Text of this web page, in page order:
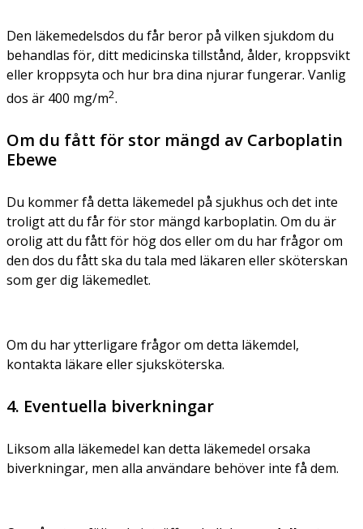
Den läkemedelsdos du får beror på vilken sjukdom du
behandlas för, ditt medicinska tillstånd, ålder, kroppsvikt
eller kroppsyta och hur bra dina njurar fungerar. Vanlig
dos är 400 mg/m2.
Om du fått för stor mängd av Carboplatin
Ebewe
Du kommer få detta läkemedel på sjukhus och det inte
troligt att du får för stor mängd karboplatin. Om du är
orolig att du fått för hög dos eller om du har frågor om
den dos du fått ska du tala med läkaren eller sköterskan
som ger dig läkemedlet.
Om du har ytterligare frågor om detta läkemdel,
kontakta läkare eller sjuksköterska.
4. Eventuella biverkningar
Liksom alla läkemedel kan detta läkemedel orsaka
biverkningar, men alla användare behöver inte få dem.